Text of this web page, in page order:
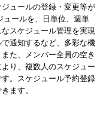
ュールの登録・変更等が
ュールを、日単位、週単
スケジュール管理を実現
通知するなど、多彩な機
た、メンバー全員の空き
り、複数人のスケジュー
。スケジュール予約登録
ます。